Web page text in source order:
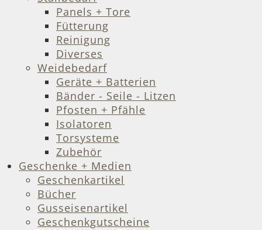
Panels + Tore
Fütterung
Reinigung
Diverses
Weidebedarf
Geräte + Batterien
Bänder - Seile - Litzen
Pfosten + Pfähle
Isolatoren
Torsysteme
Zubehör
Geschenke + Medien
Geschenkartikel
Bücher
Gusseisenartikel
Geschenkgutscheine